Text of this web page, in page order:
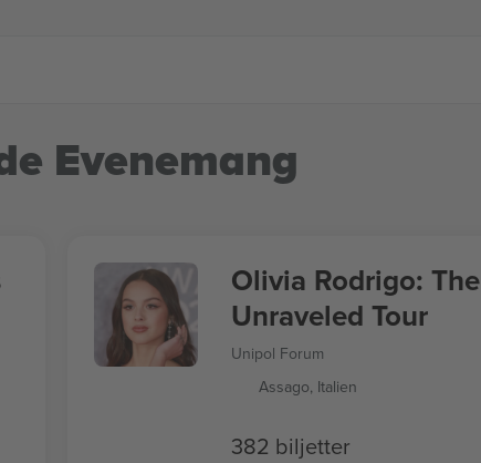
Evenemang
Olivia Rodrigo: The
Unraveled Tour
Unipol Forum
Assago, Italien
382 biljetter